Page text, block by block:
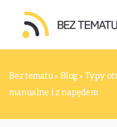
Bez tematu » Blog »Typy
manualne i z napędem